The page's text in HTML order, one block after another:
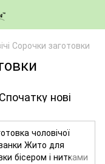
Сорочки заготовки
Спочатку нові